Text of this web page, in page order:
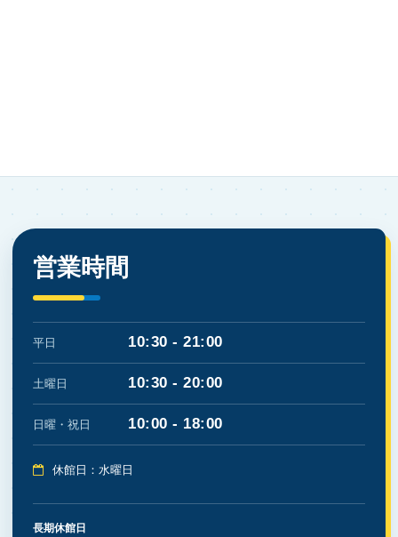
営業時間
平日 10:30 - 21:00
土曜日 10:30 - 20:00
日曜・祝日 10:00 - 18:00
休館日：水曜日
長期休館日